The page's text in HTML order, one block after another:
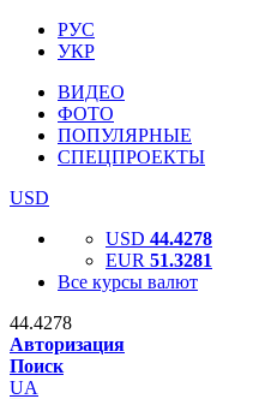
РУС
УКР
ВИДЕО
ФОТО
ПОПУЛЯРНЫЕ
СПЕЦПРОЕКТЫ
USD
USD 44.4278
EUR 51.3281
Все курсы валют
44.4278
Авторизация
Поиск
UA